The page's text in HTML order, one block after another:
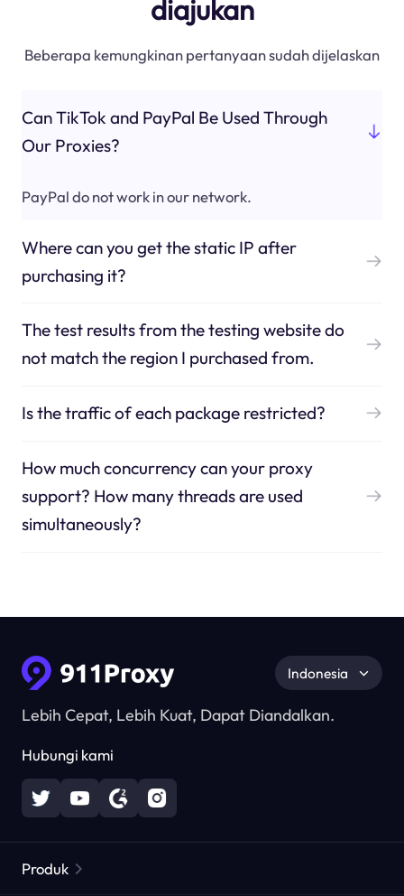
diajukan
Beberapa kemungkinan pertanyaan sudah dijelaskan
Can TikTok and PayPal Be Used Through
Our Proxies?
PayPal do not work in our network.
Where can you get the static IP after
purchasing it?
The test results from the testing website do
not match the region I purchased from.
Is the traffic of each package restricted?
How much concurrency can your proxy
support? How many threads are used
simultaneously?
Lebih Cepat, Lebih Kuat, Dapat Diandalkan.
Hubungi kami
Indonesia
Produk